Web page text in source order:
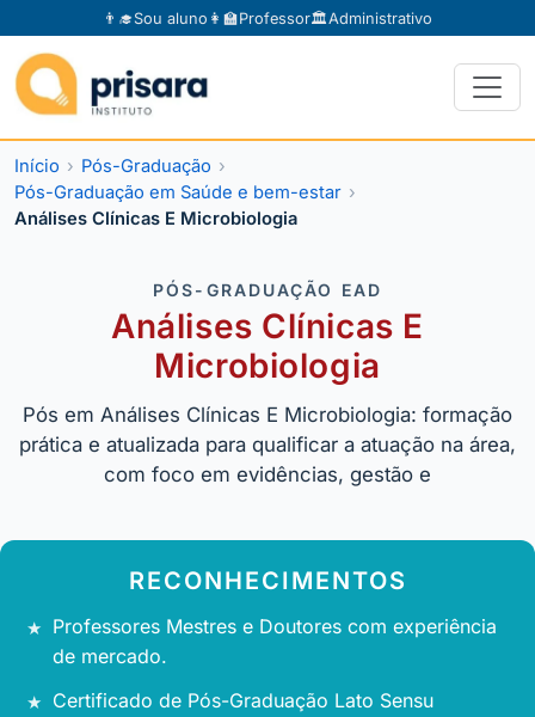
👨‍🎓Sou aluno 👩‍🏫Professor🏛️Administrativo
Início
Pós-Graduação
Pós-Graduação em Saúde e bem-estar
Análises Clínicas E Microbiologia
PÓS-GRADUAÇÃO EAD
Análises Clínicas E
Microbiologia
Pós em Análises Clínicas E Microbiologia: formação
prática e atualizada para qualificar a atuação na área,
com foco em evidências, gestão e
RECONHECIMENTOS
Professores Mestres e Doutores com experiência
de mercado.
Certificado de Pós-Graduação Lato Sensu